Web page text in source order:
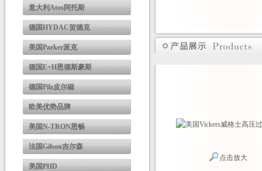
意大利Atos阿托斯
德国HYDAC贺德克
美国Parker派克
德国E+H恩德斯豪斯
德国Pilz皮尔磁
欧美优势品牌
美国N-TRON恩畅
法国Gilson吉尔森
美国PHD
点击放大